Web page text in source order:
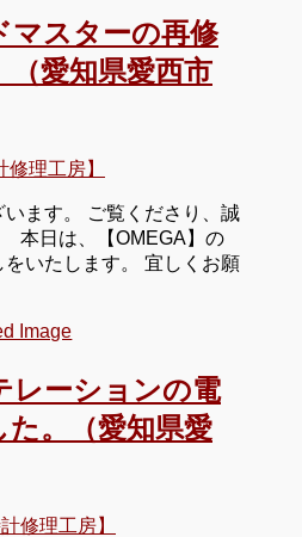
マスターの再修
愛知県愛西市
理工房】
ます。 ご覧くださり、誠
本日は、【OMEGA】の
いたします。 宜しくお願
レーションの電
。（愛知県愛
修理工房】